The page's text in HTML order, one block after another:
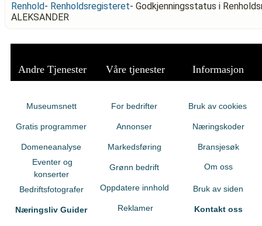
Renhold- Renholdsregisteret- Godkjenningsstatus i
ALEKSANDER
Andre Tjenester Våre tjenester Informasjon
Museumsnett
Gratis programmer
Domeneanalyse
Eventer og
konserter
Bedriftsfotografer
Næringsliv Guider
For bedrifter
Annonser
Markedsføring
Grønn bedrift
Oppdatere innhold
Reklamer
Bruk av cookies
Næringskoder
Bransjesøk
Om oss
Bruk av siden
Kontakt oss